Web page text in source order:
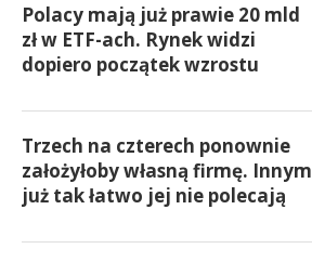
Polacy mają już prawie 20 mld
zł w ETF-ach. Rynek widzi
dopiero początek wzrostu
Trzech na czterech ponownie
założyłoby własną firmę. Innym
już tak łatwo jej nie polecają